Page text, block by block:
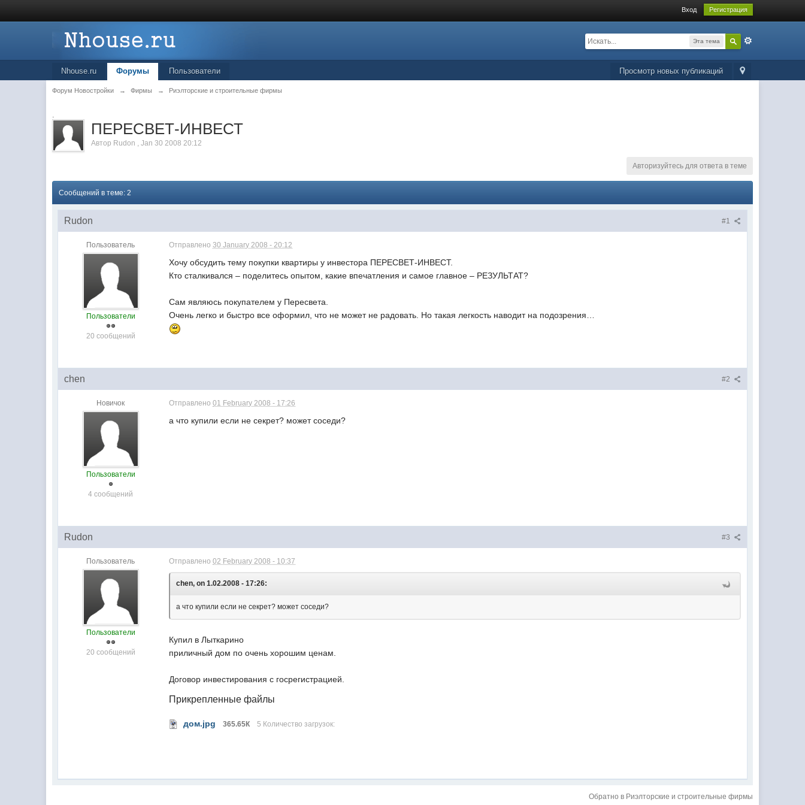
Вход Регистрация
Эта тема
Просмотр новых публикаций
Nhouse.ru Форумы Пользователи
Форум Новостройки → Фирмы → Риэлторские и строительные фирмы
.
ПЕРЕСВЕТ-ИНВЕСТ
Автор Rudon ,Jan 30 2008 20:12
Авторизуйтесь для ответа в теме
Сообщений в теме: 2
#1
Rudon
Пользователь
Пользователи
20 сообщений
Отправлено30 January 2008 - 20:12
Хочу обсудить тему покупки квартиры у инвестора ПЕРЕСВЕТ-ИНВЕСТ.
Кто сталкивался – поделитесь опытом, какие впечатления и самое главное – РЕЗУЛЬТАТ?
Сам являюсь покупателем у Пересвета.
Очень легко и быстро все оформил, что не может не радовать. Но такая легкость наводит на подозрения…
#2
chen
Новичок
Пользователи
4 сообщений
Отправлено01 February 2008 - 17:26
а что купили если не секрет? может соседи?
#3
Rudon
Пользователь
Пользователи
20 сообщений
Отправлено02 February 2008 - 10:37
chen, on 1.02.2008 - 17:26:
а что купили если не секрет? может соседи?
Купил в Лыткарино
приличный дом по очень хорошим ценам.
Договор инвестирования с госрегистрацией.
Прикрепленные файлы
дом.jpg 365.65К 5 Количество загрузок:
Обратно в Риэлторские и строительные фирмы